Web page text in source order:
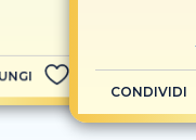
CONDIVIDI